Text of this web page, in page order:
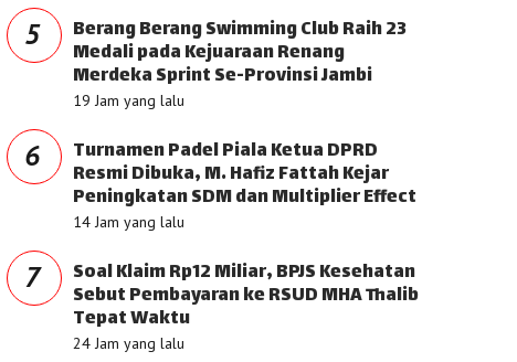
5 Berang Berang Swimming Club Raih 23
Medali pada Kejuaraan Renang
Merdeka Sprint Se-Provinsi Jambi
19 Jam yang lalu
6 Turnamen Padel Piala Ketua DPRD
Resmi Dibuka, M. Hafiz Fattah Kejar
Peningkatan SDM dan Multiplier Effect
14 Jam yang lalu
7 Soal Klaim Rp12 Miliar, BPJS Kesehatan
Sebut Pembayaran ke RSUD MHA Thalib
Tepat Waktu
24 Jam yang lalu